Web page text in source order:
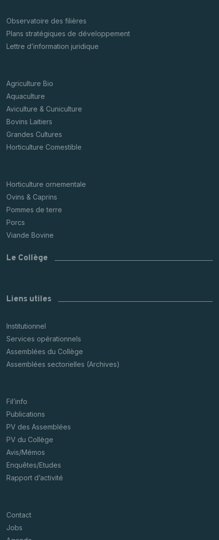
Observatoire des filières
Plans stratégiques de développement
Lettre d’information juridique
Agriculture Bio
Aquaculture
Aviculture & Cuniculture
Bovins Laitiers
Grandes Cultures
Horticulture Comestible
Horticulture ornementale
Ovins & Caprins
Pommes de terre
Porcs
Viande Bovine
Le Collège
Liens utiles
Institutionnel
Services opérationnels
Assemblées du Collège
Assemblées sectorielles (Archives)
Fil’info
Publications
PV des Assemblées
PV du Collège
Avis/Mémos
Enquêtes/Etudes
Rapport d’activité
Contact
Jobs